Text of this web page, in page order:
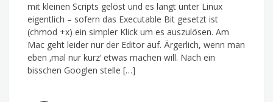
mit kleinen Scripts gelöst und es langt unter Linux
eigentlich – sofern das Executable Bit gesetzt ist
(chmod +x) ein simpler Klick um es auszulösen. Am
Mac geht leider nur der Editor auf. Ärgerlich, wenn man
eben ‚mal nur kurz‘ etwas machen will. Nach ein
bisschen Googlen stelle […]